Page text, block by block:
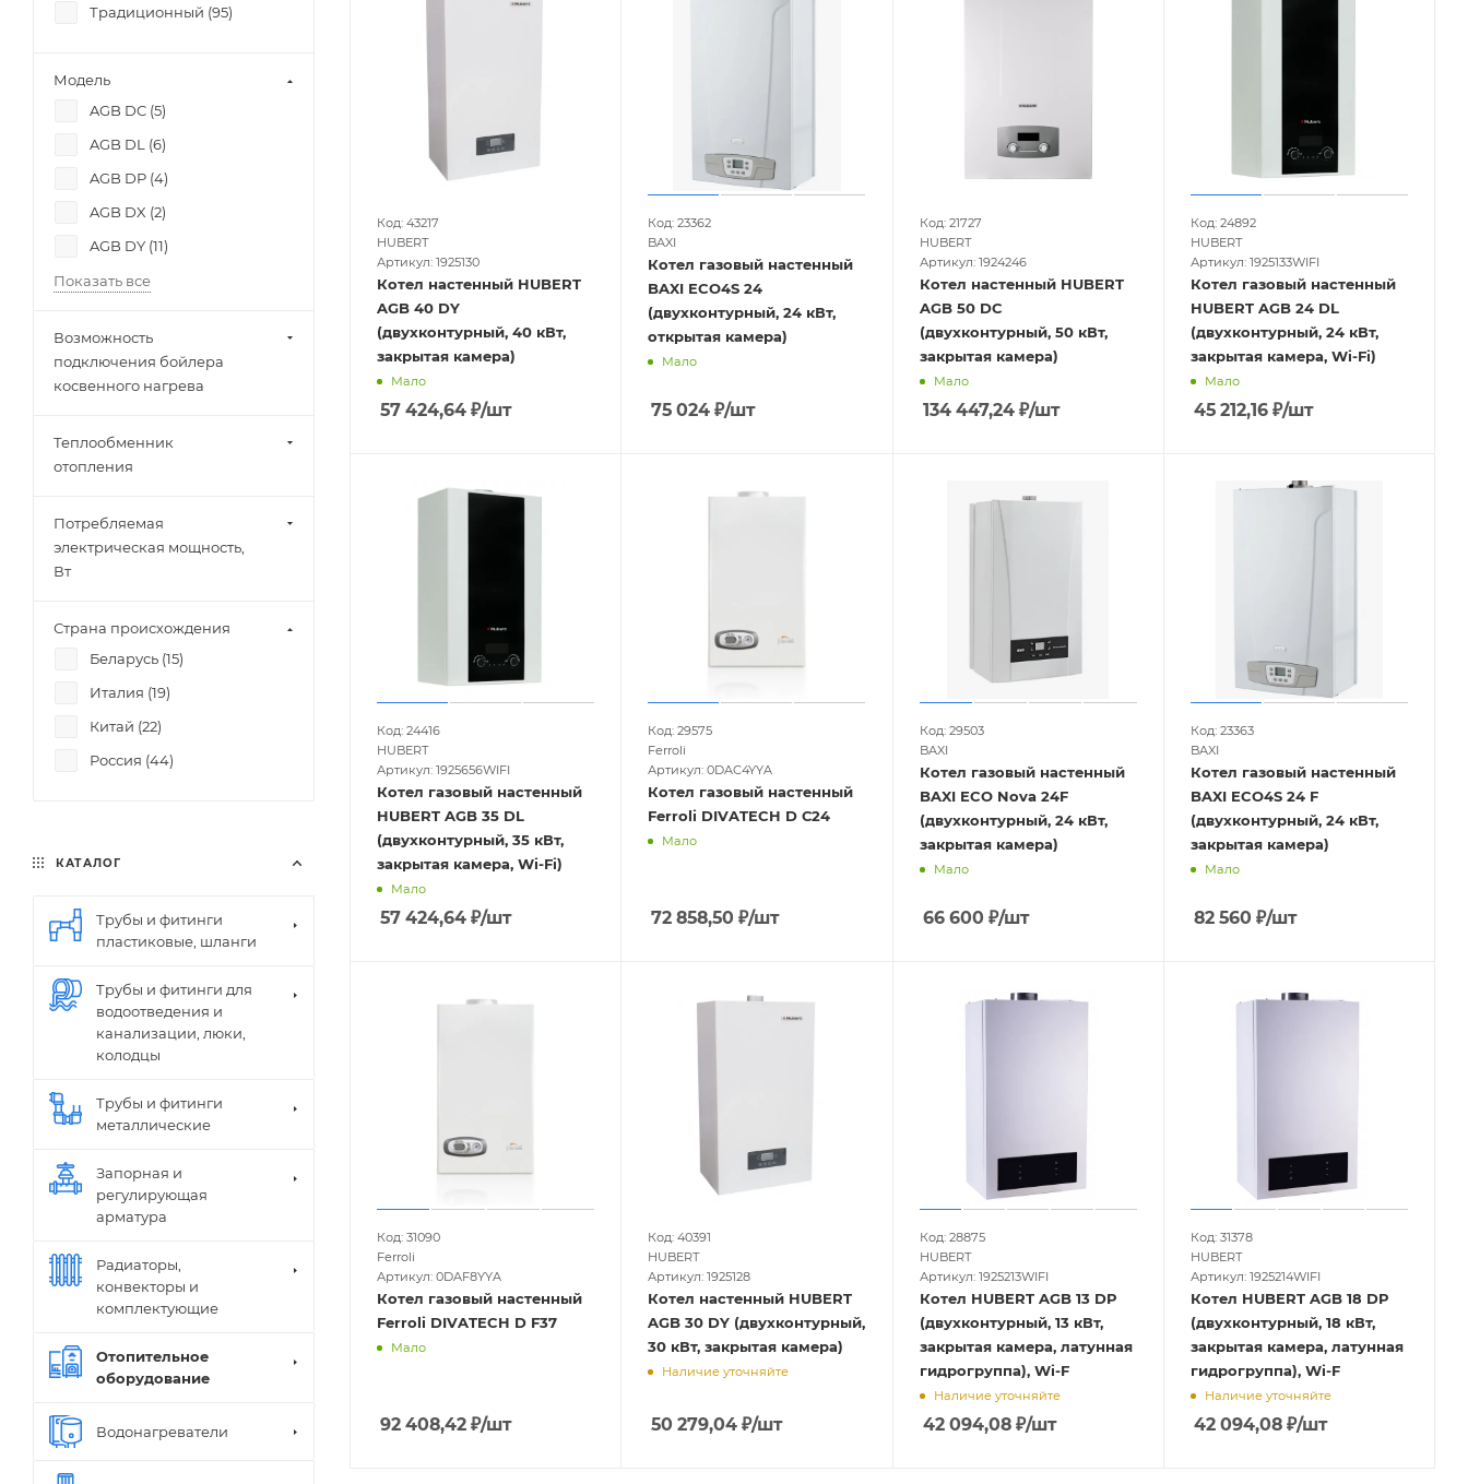
Код: 43217
HUBERT
Артикул: 1925130
Котел настенный HUBERT
AGB 40 DY
(двухконтурный, 40 кВт,
закрытая камера)
Мало
57 424,64 ₽/шт
Код: 23362
BAXI
Котел газовый настенный
BAXI ECO4S 24
(двухконтурный, 24 кВт,
открытая камера)
Мало
75 024 ₽/шт
Код: 21727
HUBERT
Артикул: 1924246
Котел настенный HUBERT
AGB 50 DC
(двухконтурный, 50 кВт,
закрытая камера)
Мало
134 447,24₽/шт
Код: 24892
HUBERT
Артикул: 1925133WIFI
Котел газовый настенный
HUBERT AGB 24 DL
(двухконтурный, 24 кВт,
закрытая камера, Wi-Fi)
Мало
45 212,16₽/шт
Код: 24416
HUBERT
Артикул: 1925656WIFI
Котел газовый настенный
HUBERT AGB 35 DL
(двухконтурный, 35 кВт,
закрытая камера, Wi-Fi)
Мало
57 424,64 ₽/шт
Код: 29575
Ferroli
Артикул: 0DAC4YYA
Котел газовый настенный
Ferroli DIVATECH D С24
Мало
72 858,50 ₽/шт
Код: 29503
BAXI
Котел газовый настенный
BAXI ECO Nova 24F
(двухконтурный, 24 кВт,
закрытая камера)
Мало
66 600 ₽/шт
Код: 23363
BAXI
Котел газовый настенный
BAXI ECO4S 24 F
(двухконтурный, 24 кВт,
закрытая камера)
Мало
82 560 ₽/шт
Код: 31090
Ferroli
Артикул: 0DAF8YYA
Котел газовый настенный
Ferroli DIVATECH D F37
Мало
92 408,42 ₽/шт
Код: 40391
HUBERT
Артикул: 1925128
Котел настенный HUBERT
AGB 30 DY (двухконтурный,
30 кВт, закрытая камера)
Наличие уточняйте
50 279,04 ₽/шт
Код: 28875
HUBERT
Артикул: 1925213WIFI
Котел HUBERT AGB 13 DP
(двухконтурный, 13 кВт,
закрытая камера, латунная
гидрогруппа), Wi-F
Наличие уточняйте
42 094,08₽/шт
Код: 31378
HUBERT
Артикул: 1925214WIFI
Котел HUBERT AGB 18 DP
(двухконтурный, 18 кВт,
закрытая камера, латунная
гидрогруппа), Wi-F
Наличие уточняйте
42 094,08₽/шт
Традиционный (95)
Модель
AGB DC (5)
AGB DL (6)
AGB DP (4)
AGB DX (2)
AGB DY (11)
Показать все
Возможность
подключения бойлера
косвенного нагрева
Теплообменник
отопления
Потребляемая
электрическая мощность,
Вт
Страна происхождения
Беларусь (15)
Италия (19)
Китай (22)
Россия (44)
КАТАЛОГ
Трубы и фитинги
пластиковые, шланги
Трубы и фитинги для
водоотведения и
канализации, люки,
колодцы
Трубы и фитинги
металлические
Запорная и
регулирующая
арматура
Радиаторы,
конвекторы и
комплектующие
Отопительное
оборудование
Водонагреватели